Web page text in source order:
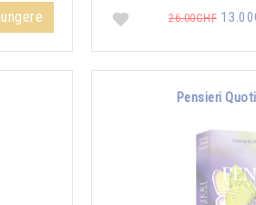
26.00CHF
Pensieri